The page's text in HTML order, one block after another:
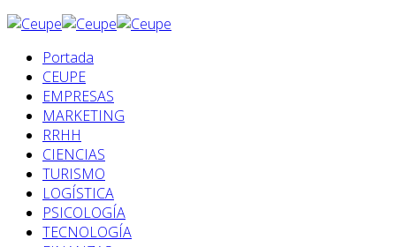
Portada
CEUPE
EMPRESAS
MARKETING
RRHH
CIENCIAS
TURISMO
LOGÍSTICA
PSICOLOGÍA
TECNOLOGÍA